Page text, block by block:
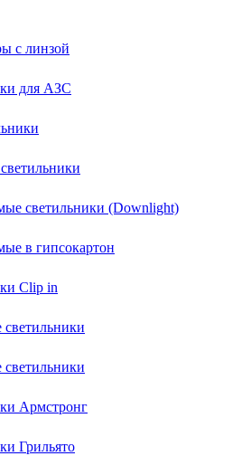
с линзой
для АЗС
светильники (Downlight)
в гипсокартон
Clip in
Армстронг
Грильято